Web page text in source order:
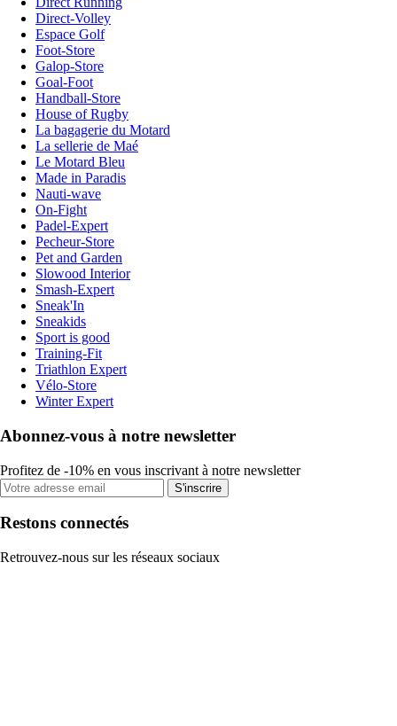
Direct-Volley
Espace Golf
Foot-Store
Galop-Store
Goal-Foot
Handball-Store
House of Rugby
La bagagerie du Motard
La sellerie de Maé
Le Motard Bleu
Made in Paradis
Nauti-wave
On-Fight
Padel-Expert
Pecheur-Store
Pet and Garden
Slowood Interior
Smash-Expert
Sneak'In
Sneakids
Sport is good
Training-Fit
Triathlon Expert
Vélo-Store
Winter Expert
Abonnez-vous à notre newsletter
Profitez de -10% en vous inscrivant à notre newsletter
S'inscrire
Restons connectés
Retrouvez-nous sur les réseaux sociaux